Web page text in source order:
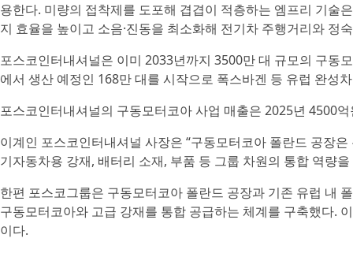
용한다. 미량의 접착제를 도포해 겹겹이 적층하는 엠프리 기술
지 효율을 높이고 소음·진동을 최소화해 전기차 주행거리와 정
포스코인터내셔널은 이미 2033년까지 3500만 대 규모의 구동
에서 생산 예정인 168만 대를 시작으로 폭스바겐 등 유럽 완성
포스코인터내셔널의 구동모터코아 사업 매출은 2025년 4500
이계인 포스코인터내셔널 사장은 “구동모터코아 폴란드 공장
기자동차용 강재, 배터리 소재, 부품 등 그룹 차원의 통합 역량
한편 포스코그룹은 구동모터코아 폴란드 공장과 기존 유럽 내
구동모터코아와 고급 강재를 통합 공급하는 체계를 구축했다.
이다.